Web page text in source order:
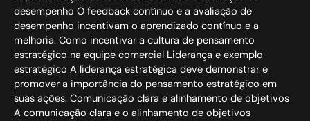
desempenho O feedback contínuo e a avaliação de
desempenho incentivam o aprendizado contínuo e a
melhoria. Como incentivar a cultura de pensamento
estratégico na equipe comercial Liderança e exemplo
estratégico A liderança estratégica deve demonstrar e
promover a importância do pensamento estratégico em
suas ações. Comunicação clara e alinhamento de objetivos
A comunicação clara e o alinhamento de objetivos